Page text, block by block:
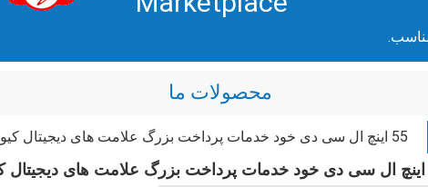
محصولات ما
55 اینچ ال سی دی خود خدمات پرداخت بزرگ علامت های دیجیتال کیوسک با صفحه کلید چند زبانه